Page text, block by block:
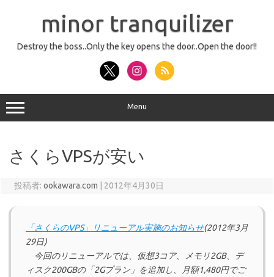
minor tranquilizer
Destroy the boss..Only the key opens the door..Open the door!!
Menu
さくらVPSが安い
投稿者: ookawara.com 2012年4月30日
「さくらのVPS」リニューアル実施のお知らせ(2012年3月
29日)
今回のリニューアルでは、仮想3コア、メモリ2GB、デ
ィスク200GBの「2Gプラン」を追加し、月額1,480円でご